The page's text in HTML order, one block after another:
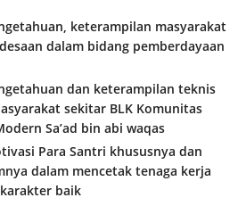
keterampilan masyarakat
dalam bidang pemberdayaan
dan keterampilan teknis
sekitar BLK Komunitas
Sa’ad bin abi waqas
Para Santri khususnya dan
dalam mencetak tenaga kerja
baik